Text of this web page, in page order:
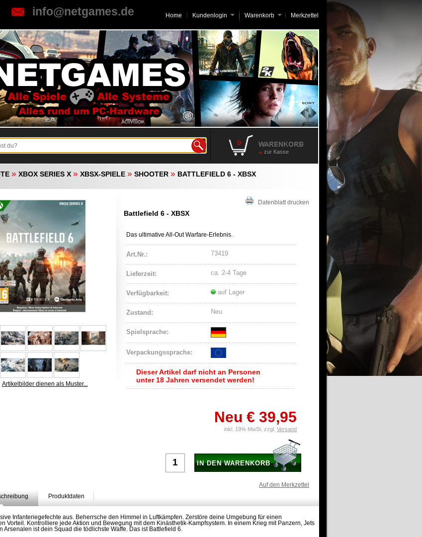
info@netgames.de Home Kundenlogin Merkzettel
Warenkorb
0
zur Kasse
» XBOX SERIES X » XBSX-SPIELE » SHOOTER » BATTLEFIELD 6 - XBSX
Artikelbilder dienen als Muster...
Datenblatt drucken
Battlefield 6 - XBSX
Das ultimative All-Out Warfare-Erlebnis.
Art.Nr.: 73419
Lieferzeit: ca. 2-4 Tage
Verfügbarkeit: auf Lager
Zustand: Neu
Spielsprache:
Verpackungssprache:
Dieser Artikel darf nicht an Personen
unter 18 Jahren versendet werden!
Neu € 39,95
inkl. 19% MwSt. zzgl. Versand
IN DEN WARENKORB
Auf den Merkzettel
Produktdaten
Infanteriegefechte aus. Beherrsche den Himmel in Luftkämpfen. Zerstöre deine Umgebung für einen
Vorteil. Kontrolliere jede Aktion und Bewegung mit dem Kinästhetik-Kampfsystem. In einem Krieg mit Panzern, Jets
Arsenalen ist dein Squad die tödlichste Waffe. Das ist Battlefield 6.